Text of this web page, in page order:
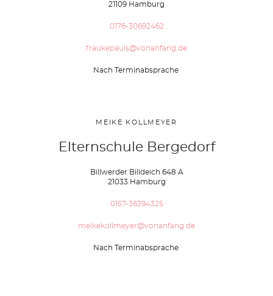
21109 Hamburg
0176-30692462
fraukepauls@vonanfang.de
Nach Terminabsprache
MEIKE KOLLMEYER
Elternschule Bergedorf
Billwerder Billdeich 648 A
21033 Hamburg
0157-36394325
meikekollmeyer@vonanfang.de
Nach Terminabsprache